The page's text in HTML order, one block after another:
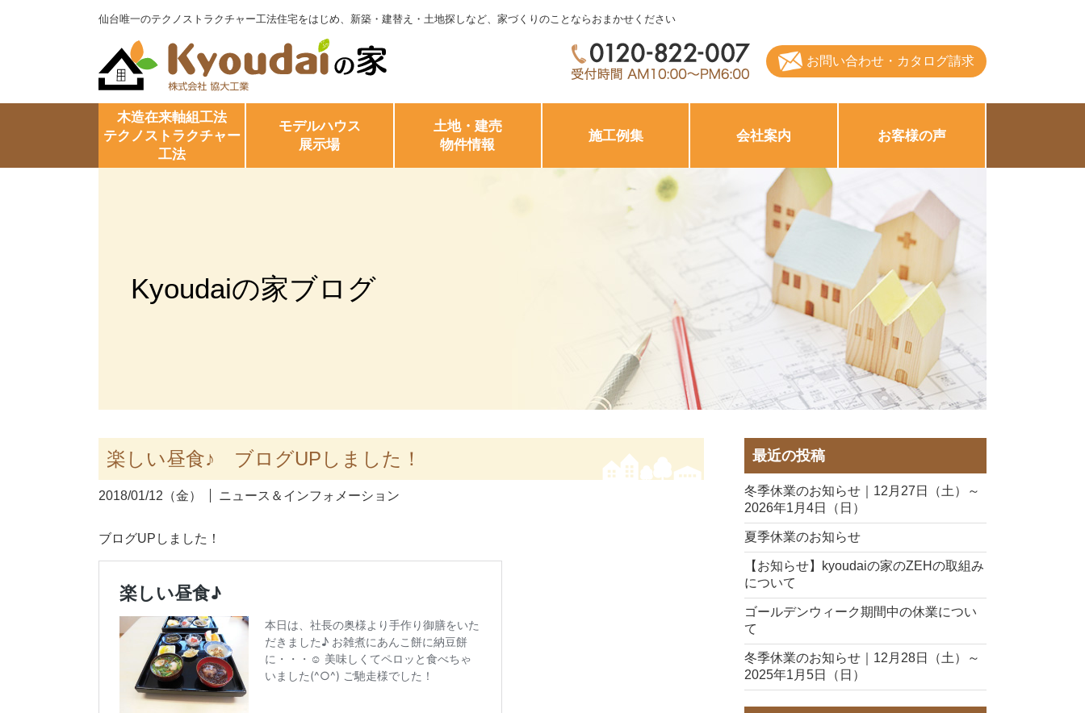
仙台唯一のテクノストラクチャー工法住宅をはじめ、新築・建替え・土地探しなど、家づくりのことならおまかせください
お問い合わせ・カタログ請求
木造在来軸組工法
テクノストラクチャー
工法
モデルハウス
展示場
土地・建売
物件情報
施工例集 会社案内 お客様の声
Kyoudaiの家ブログ
楽しい昼食♪ ブログUPしました！
2018/01/12（金） ニュース＆インフォメーション
ブログUPしました！
最近の投稿
冬季休業のお知らせ｜12月27日（土）～
2026年1月4日（日）
夏季休業のお知らせ
【お知らせ】kyoudaiの家のZEHの取組み
について
ゴールデンウィーク期間中の休業につい
て
冬季休業のお知らせ｜12月28日（土）～
2025年1月5日（日）